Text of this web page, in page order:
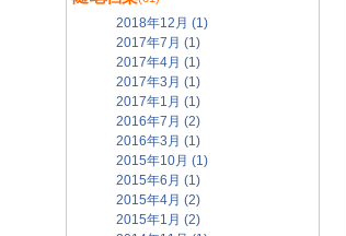
2018年12月 (1)
2017年7月 (1)
2017年4月 (1)
2017年3月 (1)
2017年1月 (1)
2016年7月 (2)
2016年3月 (1)
2015年10月 (1)
2015年6月 (1)
2015年4月 (2)
2015年1月 (2)